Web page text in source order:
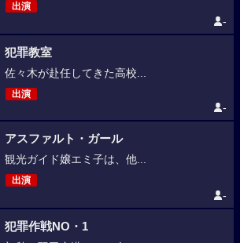
出演
-
犯罪教室
佐々木が赴任してきた高校...
出演
-
アスファルト・ガール
観光ガイド嬢エミ子は、他...
出演
-
犯罪作戦NO・1